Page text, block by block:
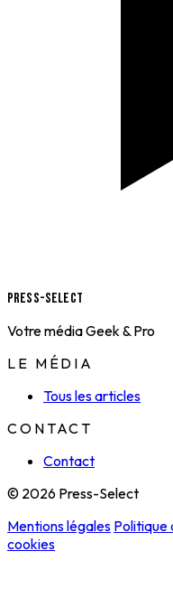
Press-Select
Votre média Geek & Pro
LE MÉDIA
Tous les articles
CONTACT
Contact
© 2026 Press-Select
Mentions légales Politique
cookies